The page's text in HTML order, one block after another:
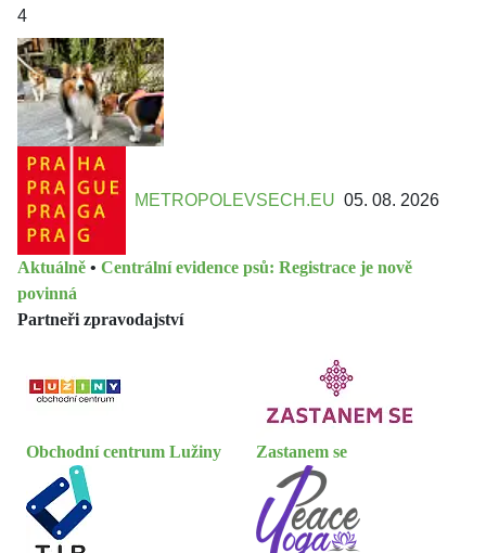
4
METROPOLEVSECH.EU 05. 08. 2026
Aktuálně • Centrální evidence psů: Registrace je nově
povinná
Partneři zpravodajství
Obchodní centrum Lužiny Zastanem se